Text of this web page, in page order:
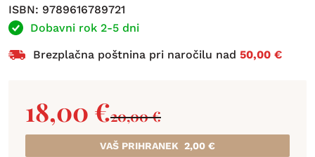
ISBN: 9789616789721
Dobavni rok 2-5 dni
Brezplačna poštnina pri naročilu nad 50,00 €
20,00€
18,00 €
VAŠ PRIHRANEK 2,00 €